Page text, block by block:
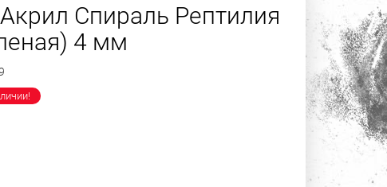
Спираль Рептилия
4 мм